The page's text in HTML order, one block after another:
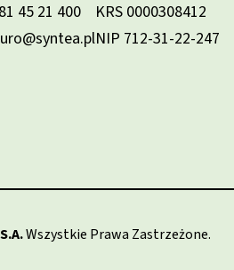
45 21 400
KRS 0000308412
NIP 712-31-22-247
Wszystkie Prawa Zastrzeżone.